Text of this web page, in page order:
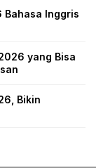
Bahasa Inggris
yang Bisa
Bikin